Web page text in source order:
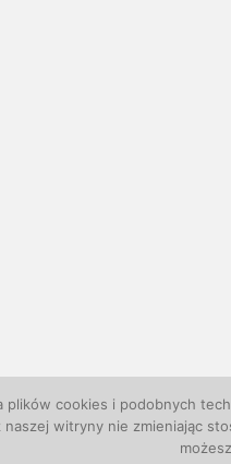
plików cookies i podobnych
witryny nie zmieniając